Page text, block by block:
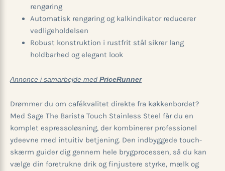
rengøring
Automatisk rengøring og kalkindikator reducerer
vedligeholdelsen
Robust konstruktion i rustfrit stål sikrer lang
holdbarhed og elegant look
Annonce i samarbejde med PriceRunner
Drømmer du om cafékvalitet direkte fra køkkenbordet?
Med Sage The Barista Touch Stainless Steel får du en
komplet espressoløsning, der kombinerer professionel
ydeevne med intuitiv betjening. Den indbyggede touch-
skærm guider dig gennem hele brygprocessen, så du kan
vælge din foretrukne drik og finjustere styrke, mælk og